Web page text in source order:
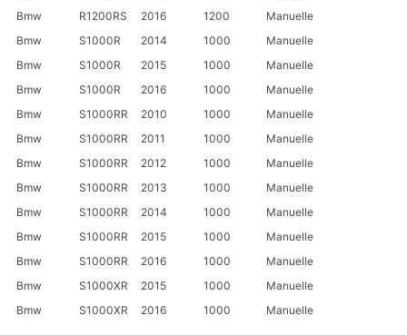
Bmw
R1200RS 2016 1200
Manuelle
Bmw
S1000R 2014 1000
Manuelle
Bmw
S1000R 2015 1000
Manuelle
Bmw
S1000R 2016 1000
Manuelle
Bmw
S1000RR 2010 1000
Manuelle
Bmw
S1000RR 2011 1000
Manuelle
Bmw
S1000RR 2012 1000
Manuelle
Bmw
S1000RR 2013 1000
Manuelle
Bmw
S1000RR 2014 1000
Manuelle
Bmw
S1000RR 2015 1000
Manuelle
Bmw
S1000RR 2016 1000
Manuelle
Bmw
S1000XR 2015 1000
Manuelle
Bmw
S1000XR 2016 1000 Manuelle